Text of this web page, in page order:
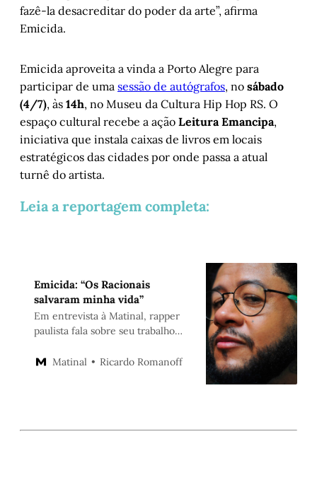
fazê-la desacreditar do poder da arte”, afirma
Emicida.
Emicida aproveita a vinda a Porto Alegre para
participar de uma sessão de autógrafos, no sábado
(4/7), às 14h, no Museu da Cultura Hip Hop RS. O
espaço cultural recebe a ação Leitura Emancipa,
iniciativa que instala caixas de livros em locais
estratégicos das cidades por onde passa a atual
turnê do artista.
Leia a reportagem completa:
Emicida: “Os Racionais
salvaram minha vida”
Em entrevista à Matinal, rapper
paulista fala sobre seu trabalho
apresentado no dia 4 de julho, no
Matinal Ricardo Romanoff